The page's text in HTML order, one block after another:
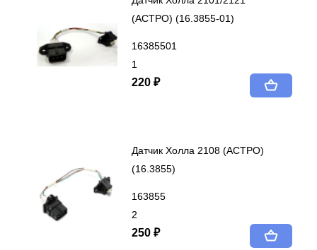
(АСТРО) (16.3855-01)
16385501
1
220 ₽
Датчик Холла 2108 (АСТРО)
(16.3855)
163855
2
250 ₽